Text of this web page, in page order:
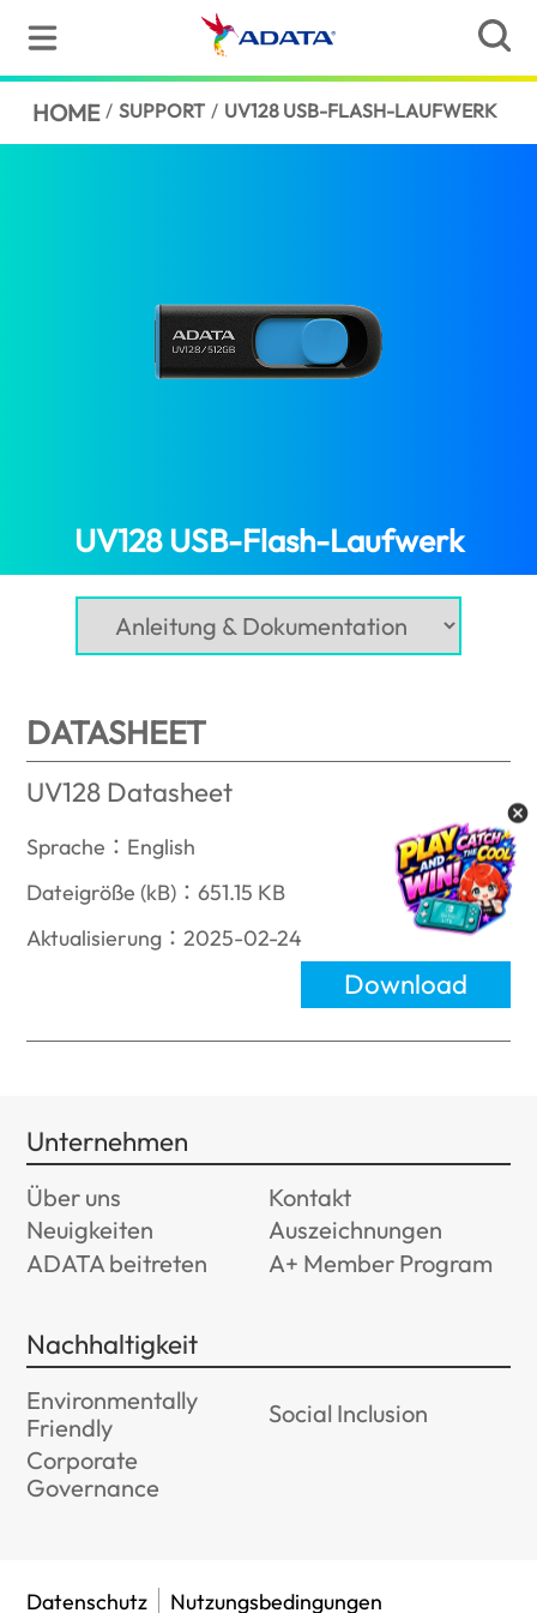
HOME / SUPPORT / UV128 USB-FLASH-LAUFWERK
UV128 USB-Flash-Laufwerk
DATASHEET
UV128 Datasheet
Sprache：English
Dateigröße (kB)：651.15 KB
Aktualisierung：2025-02-24
Download
Unternehmen
Über uns
Kontakt
Neuigkeiten
Auszeichnungen
ADATA beitreten
A+ Member Program
Nachhaltigkeit
Environmentally
Friendly
Social Inclusion
Corporate
Governance
Datenschutz Nutzungsbedingungen